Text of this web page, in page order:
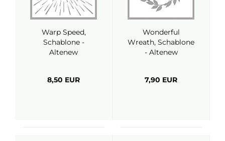
Warp Speed,
Schablone -
Altenew
8,50 EUR
Wonderful
Wreath, Schablone
- Altenew
7,90 EUR